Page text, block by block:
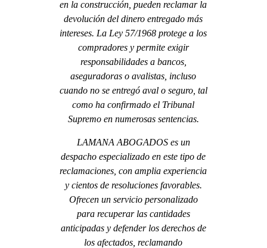
en la construcción, pueden reclamar la
devolución del dinero entregado más
intereses. La Ley 57/1968 protege a los
compradores y permite exigir
responsabilidades a bancos,
aseguradoras o avalistas, incluso
cuando no se entregó aval o seguro, tal
como ha confirmado el Tribunal
Supremo en numerosas sentencias.
LAMANA ABOGADOS es un
despacho especializado en este tipo de
reclamaciones, con amplia experiencia
y cientos de resoluciones favorables.
Ofrecen un servicio personalizado
para recuperar las cantidades
anticipadas y defender los derechos de
los afectados, reclamando